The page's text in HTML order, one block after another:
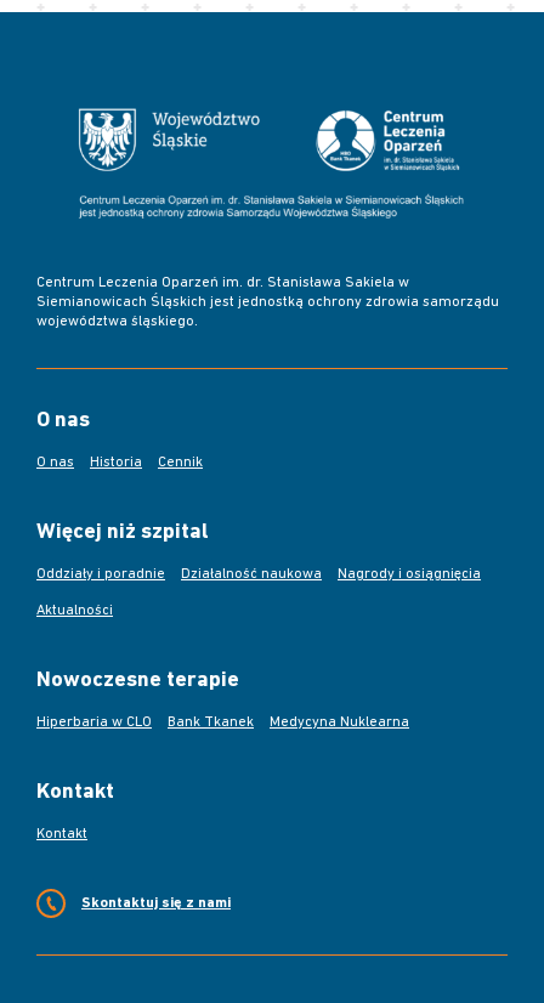
Centrum Leczenia Oparzeń im. dr. Stanisława Sakiela w
Siemianowicach Śląskich jest jednostką ochrony zdrowia samorządu
województwa śląskiego.
O nas
O nas Historia Cennik
Więcej niż szpital
Oddziały i poradnie Działalność naukowa Nagrody i osiągnięcia
Aktualności
Nowoczesne terapie
Hiperbaria w CLO Bank Tkanek Medycyna Nuklearna
Kontakt
Kontakt
Skontaktuj się z nami